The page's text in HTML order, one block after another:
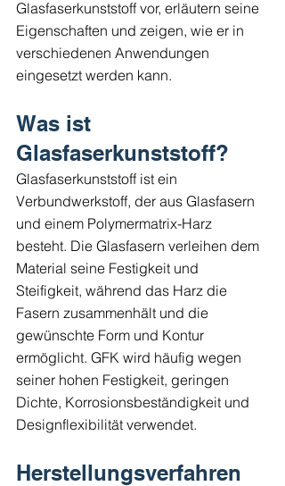
Glasfaserkunststoff vor, erläutern seine
Eigenschaften und zeigen, wie er in
verschiedenen Anwendungen
eingesetzt werden kann.
Was ist
Glasfaserkunststoff?
Glasfaserkunststoff ist ein
Verbundwerkstoff, der aus Glasfasern
und einem Polymermatrix-Harz
besteht. Die Glasfasern verleihen dem
Material seine Festigkeit und
Steifigkeit, während das Harz die
Fasern zusammenhält und die
gewünschte Form und Kontur
ermöglicht. GFK wird häufig wegen
seiner hohen Festigkeit, geringen
Dichte, Korrosionsbeständigkeit und
Designflexibilität verwendet.
Herstellungsverfahren